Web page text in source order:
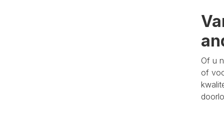
Of u
of